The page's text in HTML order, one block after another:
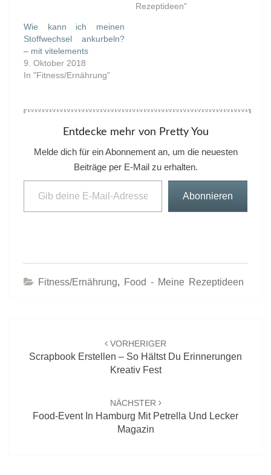
Rezeptideen"
Wie kann ich meinen
Stoffwechsel ankurbeln?
– mit vitelements
9. Oktober 2018
In "Fitness/Ernährung"
Entdecke mehr von Pretty You
Melde dich für ein Abonnement an, um die neuesten
Beiträge per E-Mail zu erhalten.
Gib deine E-Mail-Adresse ein ...
Abonnieren
Fitness/Ernährung, Food - Meine Rezeptideen
VORHERIGER
Scrapbook Erstellen – So Hältst Du Erinnerungen
Kreativ Fest
NÄCHSTER
Food-Event In Hamburg Mit Petrella Und Lecker
Magazin